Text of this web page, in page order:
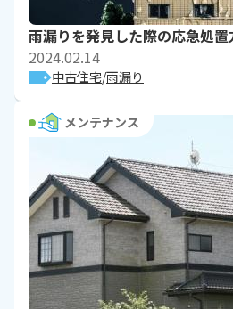
雨漏りを発見した際の応急処置
2024.02.14
中古住宅 雨漏り
メンテナンス